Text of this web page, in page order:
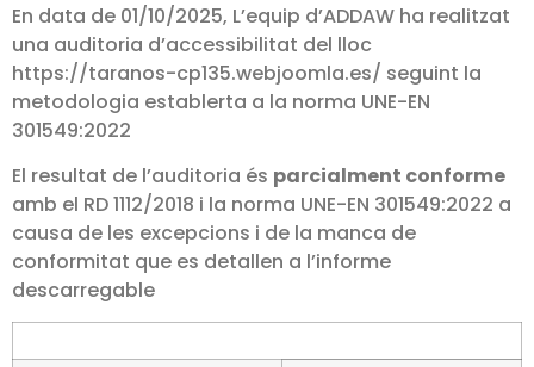
En data de 01/10/2025, L’equip d’ADDAW ha realitzat
una auditoria d’accessibilitat del lloc
https://taranos-cp135.webjoomla.es/ seguint la
metodologia establerta a la norma UNE-EN
301549:2022
El resultat de l’auditoria és parcialment conforme
amb el RD 1112/2018 i la norma UNE-EN 301549:2022 a
causa de les excepcions i de la manca de
conformitat que es detallen a l’informe
descarregable